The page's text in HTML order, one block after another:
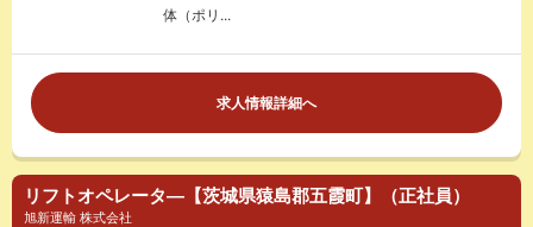
体（ポリ...
求人情報詳細へ
リフトオペレータ―【茨城県猿島郡五霞町】（正社員）
旭新運輸 株式会社